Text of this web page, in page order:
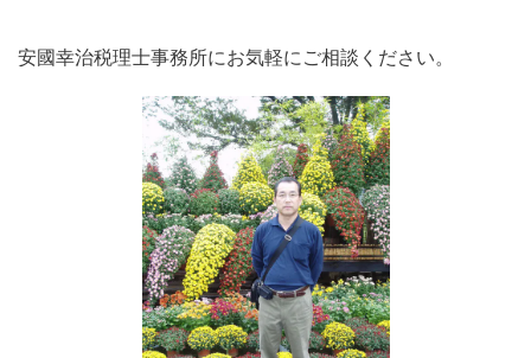
安國幸治税理士事務所にお気軽にご相談ください。